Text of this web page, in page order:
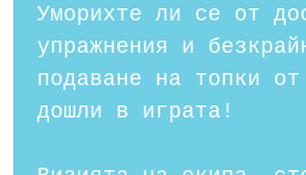
Уморихте ли се от
упражнения и
подаване на топки
дошли в играта!